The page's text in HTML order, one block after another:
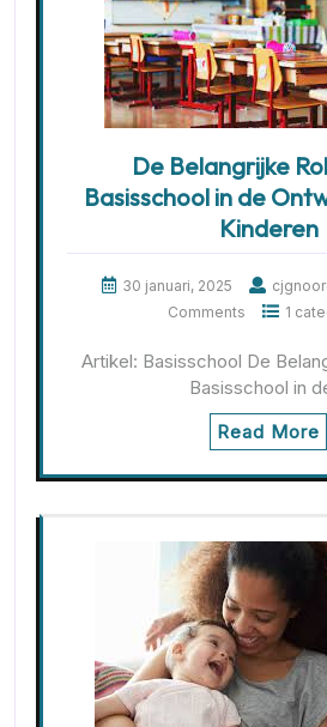
De Belangrijke
Basisschool in de
Kinderen
30 januari, 2025
Comments
1
Artikel: Basisschool De
Basisschool in
Read More